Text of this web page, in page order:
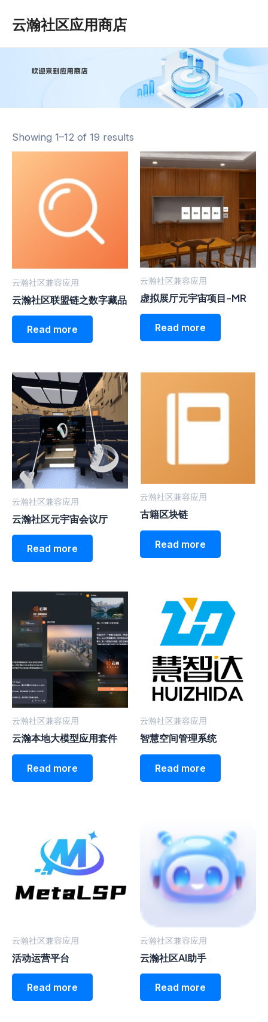
云瀚社区应用商店
3
p
r
c
s
p
r
o
t
p
r
o
t
Showing 1–12 of 19 results
云瀚社区兼容应用
云瀚社区联盟链之数字藏品
Read more
云瀚社区兼容应用
虚拟展厅元宇宙项目-MR
Read more
云瀚社区兼容应用
云瀚社区元宇宙会议厅
Read more
云瀚社区兼容应用
古籍区块链
Read more
云瀚社区兼容应用
云瀚本地大模型应用套件
Read more
云瀚社区兼容应用
智慧空间管理系统
Read more
云瀚社区兼容应用
活动运营平台
Read more
云瀚社区兼容应用
云瀚社区AI助手
Read more